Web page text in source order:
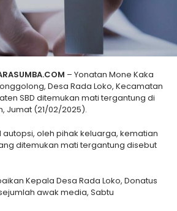
– Yonatan Mone Kaka
Desa Rada Loko, Kecamatan
SBD ditemukan mati tergantung di
Jumat (21/02/2025).
oleh pihak keluarga, kematian
ditemukan mati tergantung disebut
Kepala Desa Rada Loko, Donatus
awak media, Sabtu